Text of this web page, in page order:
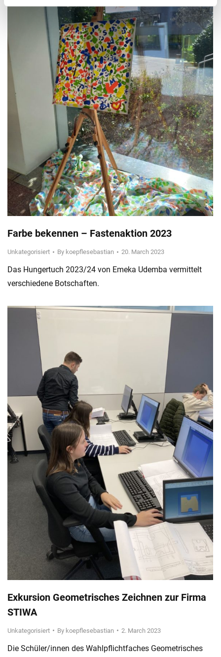
Farbe bekennen – Fastenaktion 2023
Unkategorisiert By koepflesebastian 20. March 2023
Das Hungertuch 2023/24 von Emeka Udemba vermittelt
verschiedene Botschaften.
Exkursion Geometrisches Zeichnen zur Firma
STIWA
Unkategorisiert By koepflesebastian 2. March 2023
Die Schüler/innen des Wahlpflichtfaches Geometrisches